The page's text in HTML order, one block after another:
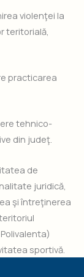
violenţei la
teritorială,
practicarea
tehnico-
din judeţ.
de
juridică,
şi întreţinerea
sportivă.